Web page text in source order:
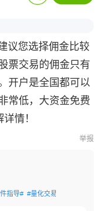
议您选择佣金比较
票交易的佣金只有
开户是全国都可以
常低，大资金免费
情！
举报
指导# #量化交易#